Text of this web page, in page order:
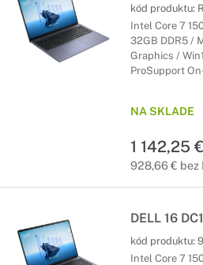
kód produktu:
Intel Core 7
32GB DDR5 /
Graphics /
ProSupport
NA SKLADE
1 142,25 €
928,66 € bez
DELL 16
kód produktu:
Intel Core 7